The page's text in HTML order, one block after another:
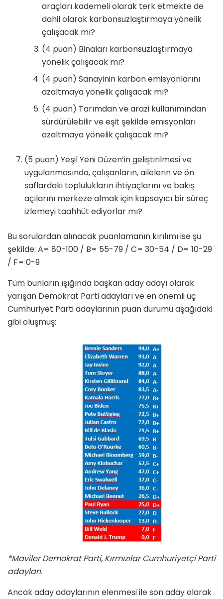
araçları kademeli olarak terk etmekte de
dahil olarak karbonsuzlaştırmaya yönelik
çalışacak mı?
(4 puan) Binaları karbonsuzlaştırmaya
yönelik çalışacak mı?
(4 puan) Sanayinin karbon emisyonlarını
azaltmaya yönelik çalışacak mı?
(4 puan) Tarımdan ve arazi kullanımından
sürdürülebilir ve eşit şekilde emisyonları
azaltmaya yönelik çalışacak mı?
(5 puan) Yeşil Yeni Düzen’in geliştirilmesi ve
uygulanmasında, çalışanların, ailelerin ve ön
saflardaki toplulukların ihtiyaçlarını ve bakış
açılarını merkeze almak için kapsayıcı bir süreç
izlemeyi taahhüt ediyorlar mı?
Bu sorulardan alınacak puanlamanın kırılımı ise şu
şekilde: A= 80-100 / B= 55-79 / C= 30-54 / D= 10-29
/ F= 0-9
Tüm bunların ışığında başkan aday adayı olarak
yarışan Demokrat Parti adayları ve en önemli üç
Cumhuriyet Parti adaylarının puan durumu aşağıdaki
gibi oluşmuş:
*Maviler Demokrat Parti, Kırmızılar Cumhuriyetçi Parti
adayları.
Ancak aday adaylarının elenmesi ile son aday olarak